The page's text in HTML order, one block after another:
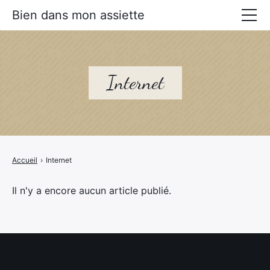
Internet
Accueil › Internet
Il n'y a encore aucun article publié.
Bien dans mon assiette
Prévenir les maladies